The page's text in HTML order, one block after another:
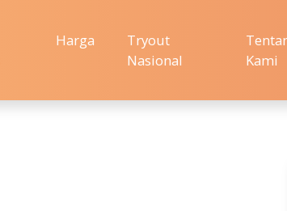
Harga
Tryout
Nasional
Kami